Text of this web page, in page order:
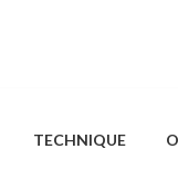
TECHNIQUE